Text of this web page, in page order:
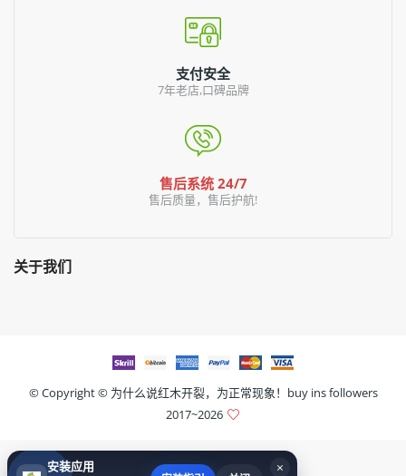
支付安全
7年老店,口碑品牌
售后系统 24/7
售后质量，售后护航!
关于我们
© Copyright © 为什么说红木开裂，为正常现象！buy ins followers
2017~2026
×
安装应用